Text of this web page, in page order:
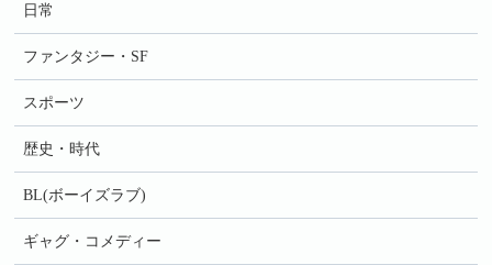
日常
ファンタジー・SF
スポーツ
歴史・時代
BL(ボーイズラブ)
ギャグ・コメディー